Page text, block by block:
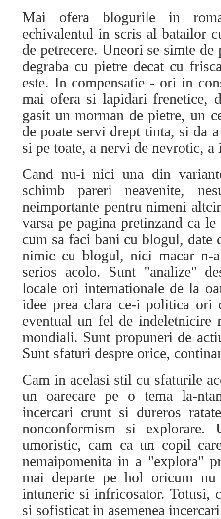
Mai ofera blogurile in
echivalentul in scris al batailor
de petrecere. Uneori se simte de
degraba cu pietre decat cu
este. In compensatie - ori in
mai ofera si lapidari frenetice,
gasit un morman de pietre, un
de poate servi drept tinta, si da
si pe toate, a nervi de nevrotic, a
Cand nu-i nici una din
schimb pareri neavenite,
neimportante pentru nimeni
varsa pe pagina pretinzand ca
cum sa faci bani cu blogul, date
nimic cu blogul, nici macar n-
serios acolo. Sunt "analize"
locale ori internationale de la
idee prea clara ce-i politica ori
eventual un fel de indeletnicire
mondiali. Sunt propuneri de
Sunt sfaturi despre orice,
Cam in acelasi stil cu sfaturile
un oarecare pe o tema la-
incercari crunt si dureros
nonconformism si explorare.
umoristic, cam ca un copil
nemaipomenita in a "explora"
mai departe pe hol oricum nu
intuneric si infricosator. Totusi,
si sofisticat in asemenea